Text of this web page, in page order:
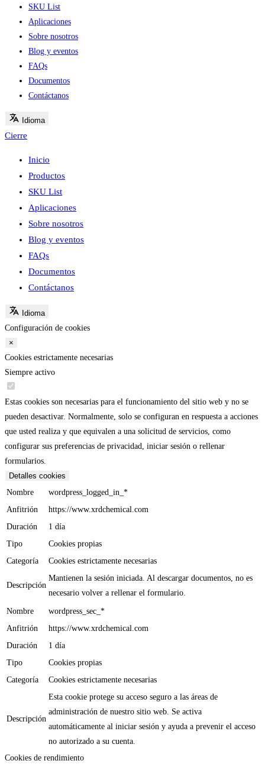
SKU List
Aplicaciones
Sobre nosotros
Blog y eventos
FAQs
Documentos
Contáctanos
Idioma
Cierre
Inicio
Productos
SKU List
Aplicaciones
Sobre nosotros
Blog y eventos
FAQs
Documentos
Contáctanos
Idioma
Configuración de cookies
×
Cookies estrictamente necesarias
Siempre activo
Estas cookies son necesarias para el funcionamiento del sitio web y no se
pueden desactivar. Normalmente, solo se configuran en respuesta a acciones
que usted realiza y que equivalen a una solicitud de servicios, como
configurar sus preferencias de privacidad, iniciar sesión o rellenar
formularios.
Detalles cookies
Nombre
wordpress_logged_in_*
Anfitrión
https://www.xrdchemical.com
Duración
1 día
Tipo
Cookies propias
Categoría
Cookies estrictamente necesarias
Descripción
Mantienen la sesión iniciada. Al descargar documentos, no es
necesario volver a rellenar el formulario.
Nombre
wordpress_sec_*
Anfitrión
https://www.xrdchemical.com
Duración
1 día
Tipo
Cookies propias
Categoría
Cookies estrictamente necesarias
Descripción
Esta cookie protege su acceso seguro a las áreas de
administración de nuestro sitio web. Se activa
automáticamente al iniciar sesión y ayuda a prevenir el acceso
no autorizado a su cuenta.
Cookies de rendimiento